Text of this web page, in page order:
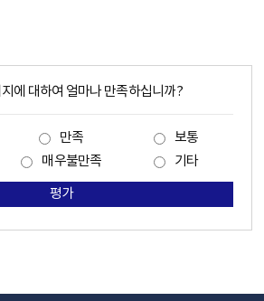
에 대하여 얼마나 만족하십니까?
만족
보통
매우불만족 기타
평가